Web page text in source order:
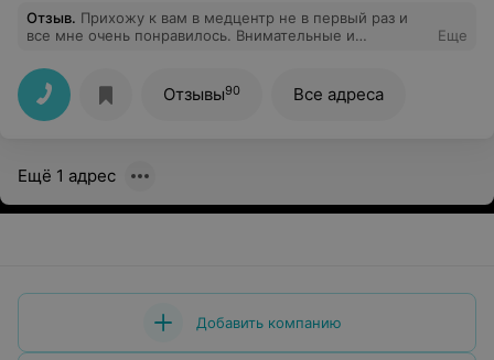
Отзыв. Прихожу к вам в медцентр не в первый раз и
все мне очень понравилось. Внимательные и
На приеме врач помог мне, все очень подробно
объяснил и ответил на все вопросы. Спасибо
Еще
Отзывы90 Все адреса
Ещё 1 адрес
Добавить компанию